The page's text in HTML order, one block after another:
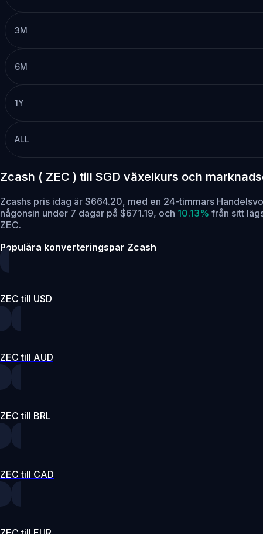
3M
6M
1Y
ALL
Zcash ( ZEC ) till SGD växelkurs och
Zcashs pris idag är $664.20, med en 24-timmars
någonsin under 7 dagar på $671.19, och 10.13% från sitt
ZEC.
Populära konverteringspar Zcash
ZEC till USD
ZEC till AUD
ZEC till BRL
ZEC till CAD